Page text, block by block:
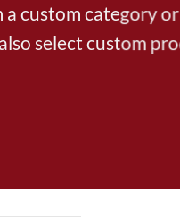
custom category
select custom